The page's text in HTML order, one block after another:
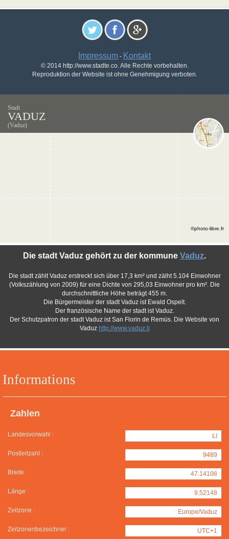
Impressum - Kontakt
© 2014 http://www.stadte.co. Alle Rechte vorbehalten.
Reproduktion der Website ist ohne Genehmigung verboten.
Stadt
VADUZ
(Vaduz)
Informations
Zahlen
Landesvorwahl : LI
Postleitzahl : 9489
Breite : 47.14108
Länge : 9.52148
Zeitzone : Europe/Vaduz
Zeitzonenbezeichner : UTC+1
Die stadt Vaduz gehört zu der kommune Vaduz.
Die stadt zählt Vaduz erstreckt sich über 17,3 km² und zälht 5.104 Einwohner
(Volkszählung von 2009) für eine Dichte von 295,03 Einwohner pro km². Die
durchschnittliche Höhe beträgt 455 m.
Die Bürgermeister der stadt Vaduz ist Ewald Ospelt.
Der französische Name der stadt ist Vaduz.
Der Schutzpatron der stadt Vaduz ist San Florin de Remüs. Die Website von
Vaduz http://www.vaduz.li
©photo-libre.fr